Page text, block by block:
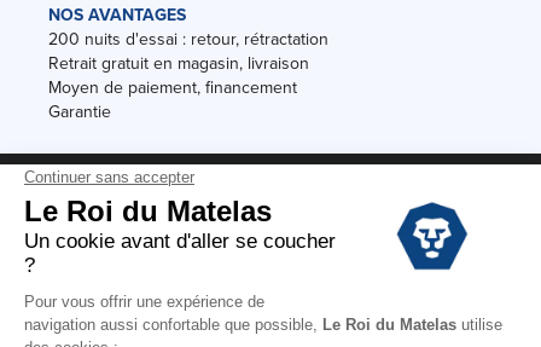
NOS AVANTAGES
200 nuits d'essai : retour, rétractation
Retrait gratuit en magasin, livraison
Moyen de paiement, financement
Garantie
Conditions des offres
Black Friday
Destockage
Conditions Générales de vente magasin